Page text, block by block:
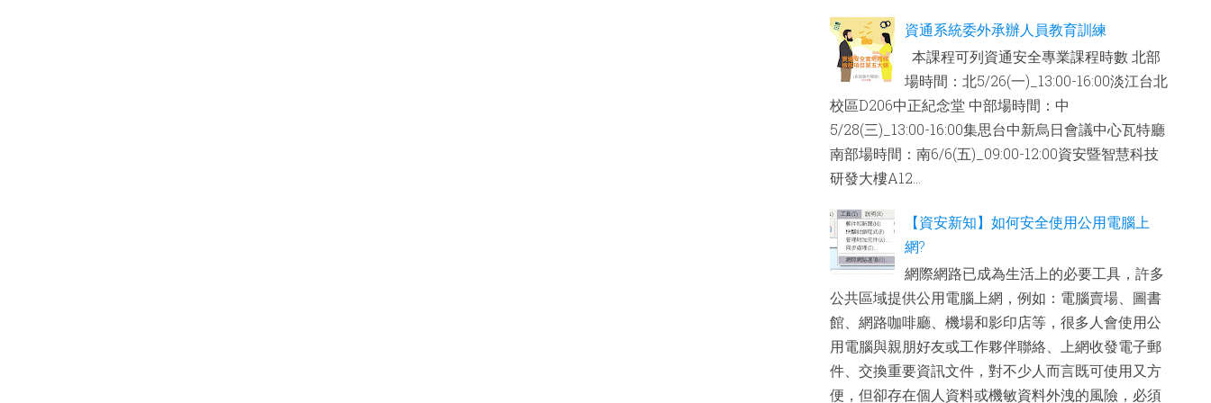
資通系統委外承辦人員教育訓練
本課程可列資通安全專業課程時數 北部
場時間：北5/26(一)_13:00-16:00淡江台北
校區D206中正紀念堂 中部場時間：中
5/28(三)_13:00-16:00集思台中新烏日會議中心瓦特廳
南部場時間：南6/6(五)_09:00-12:00資安暨智慧科技
研發大樓A12...
【資安新知】如何安全使用公用電腦上
網?
網際網路已成為生活上的必要工具，許多
公共區域提供公用電腦上網，例如：電腦賣場、圖書
館、網路咖啡廳、機場和影印店等，很多人會使用公
用電腦與親朋好友或工作夥伴聯絡、上網收發電子郵
件、交換重要資訊文件，對不少人而言既可使用又方
便，但卻存在個人資料或機敏資料外洩的風險，必須